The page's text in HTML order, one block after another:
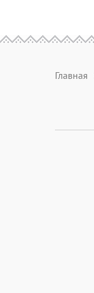
Главная